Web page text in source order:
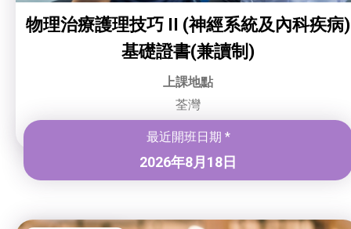
物理治療護理技巧 II (神經系統及內科疾病)
基礎證書(兼讀制)
上課地點
荃灣
最近開班日期 *
2026年8月18日